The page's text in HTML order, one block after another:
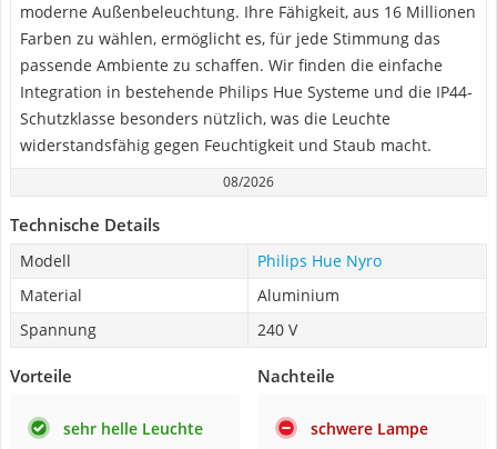
moderne Außenbeleuchtung. Ihre Fähigkeit, aus 16 Millionen
Farben zu wählen, ermöglicht es, für jede Stimmung das
passende Ambiente zu schaffen. Wir finden die einfache
Integration in bestehende Philips Hue Systeme und die IP44-
Schutzklasse besonders nützlich, was die Leuchte
widerstandsfähig gegen Feuchtigkeit und Staub macht.
08/2026
Technische Details
Modell
Philips Hue Nyro
Material
Aluminium
Spannung
240 V
Vorteile
sehr helle Leuchte
Nachteile
schwere Lampe